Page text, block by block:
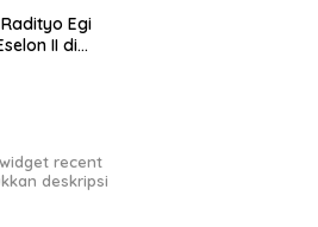
Egi
II di
recent
deskripsi